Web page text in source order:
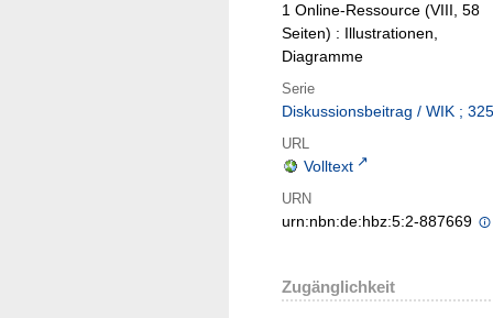
1 Online-Ressource (VIII, 58
Seiten) : Illustrationen,
Diagramme
Serie
Diskussionsbeitrag / WIK ; 325
URL
Volltext
URN
urn:nbn:de:hbz:5:2-887669
Zugänglichkeit